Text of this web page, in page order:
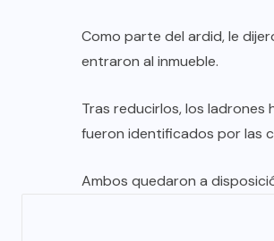
Como parte del ardid, le
entraron al inmueble.
Tras reducirlos, los
fueron identificados por las
Ambos quedaron a
señalado como
comerciante chino
03/08/